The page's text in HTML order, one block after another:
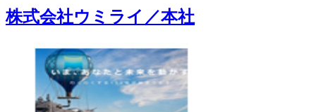
株式会社ウミライ／本社